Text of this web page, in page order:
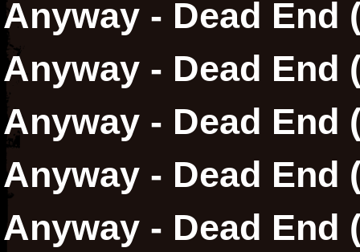
Anyway - Dead End
Anyway - Dead End
Anyway - Dead End
Anyway - Dead End
Anyway - Dead End